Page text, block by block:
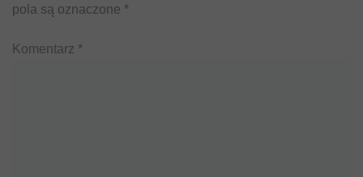
pola są oznaczone *
Komentarz *